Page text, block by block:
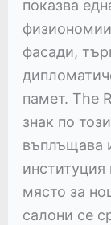
показва
фасади,
памет. The
знак по
въплъщава
институция
място за
салони се